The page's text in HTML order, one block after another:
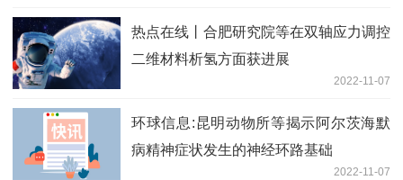
热点在线丨合肥研究院等在双轴应力调控
二维材料析氢方面获进展
2022-11-07
环球信息:昆明动物所等揭示阿尔茨海默
病精神症状发生的神经环路基础
2022-11-07